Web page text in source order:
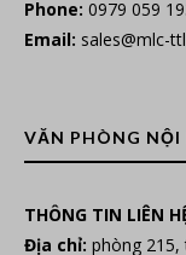
Phone: 0979 059
Email: sales@mlc-
VĂN PHÒNG NỘI
THÔNG TIN LIÊN
Địa chỉ: phòng 215,